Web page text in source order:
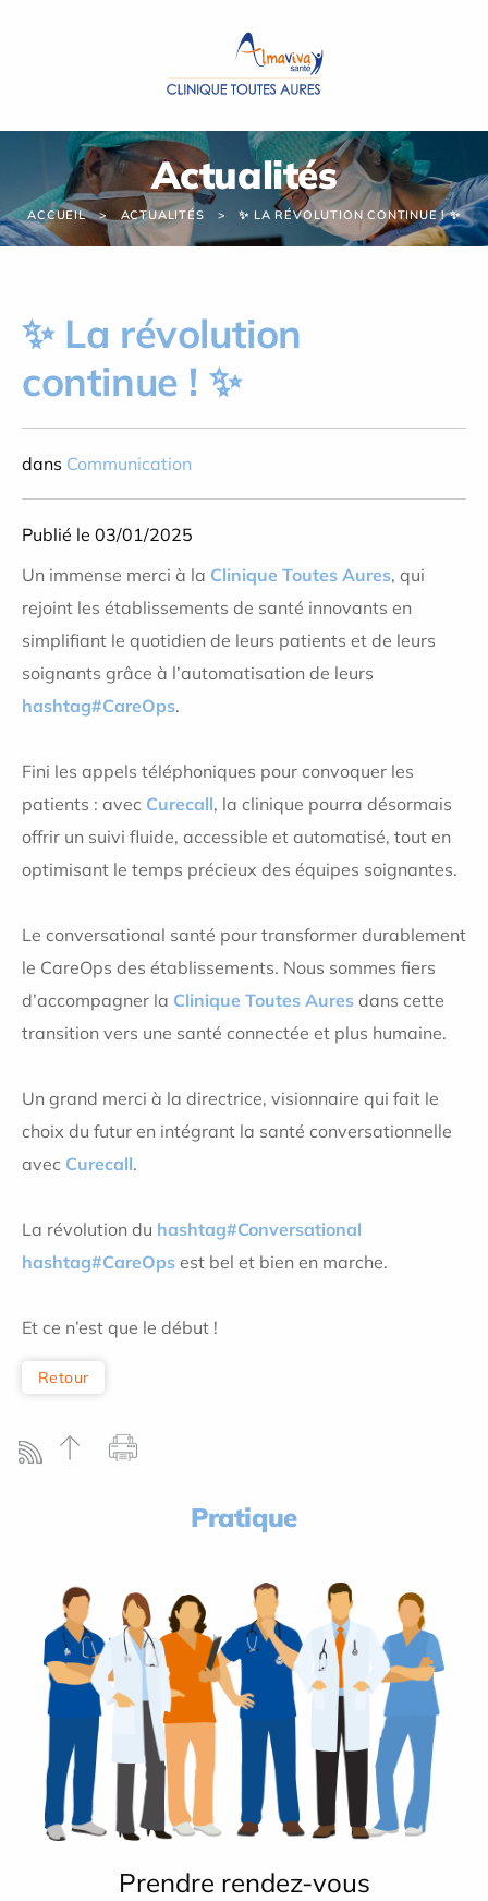
Actualités
ACCUEIL ACTUALITÉS ✨ LA RÉVOLUTION CONTINUE ! ✨
✨ La révolution
continue ! ✨
dans Communication
Publié le 03/01/2025
Un immense merci à la Clinique Toutes Aures, qui
rejoint les établissements de santé innovants en
simplifiant le quotidien de leurs patients et de leurs
soignants grâce à l’automatisation de leurs
hashtag#CareOps.
Fini les appels téléphoniques pour convoquer les
patients : avec Curecall, la clinique pourra désormais
offrir un suivi fluide, accessible et automatisé, tout en
optimisant le temps précieux des équipes soignantes.
Le conversational santé pour transformer durablement
le CareOps des établissements. Nous sommes fiers
d’accompagner la Clinique Toutes Aures dans cette
transition vers une santé connectée et plus humaine.
Un grand merci à la directrice, visionnaire qui fait le
choix du futur en intégrant la santé conversationnelle
avec Curecall.
La révolution du hashtag#Conversational
hashtag#CareOps est bel et bien en marche.
Et ce n’est que le début !
Retour
Pratique
Prendre rendez-vous